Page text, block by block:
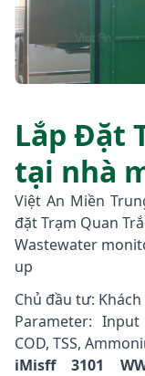
Lắp Đặt
tại nhà
Việt An Miền
đặt Trạm Quan
Wastewater
up
Chủ đầu tư:
Parameter:
COD, TSS,
iMisff 3101